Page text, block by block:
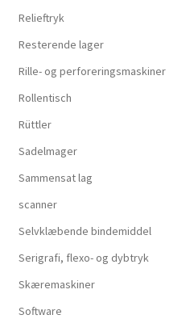
Relieftryk
Resterende lager
Rille- og perforeringsmaskiner
Rollentisch
Rüttler
Sadelmager
Sammensat lag
scanner
Selvklæbende bindemiddel
Serigrafi, flexo- og dybtryk
Skæremaskiner
Software